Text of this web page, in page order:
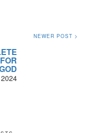
NEWER POST >